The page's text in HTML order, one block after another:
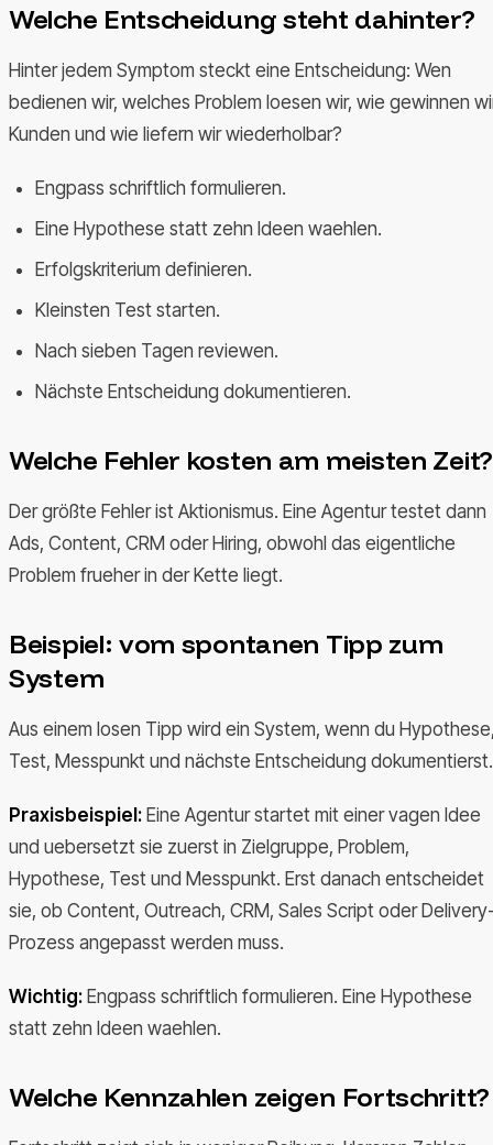
Welche Entscheidung steht dahinter?
Hinter jedem Symptom steckt eine Entscheidung: Wen
bedienen wir, welches Problem loesen wir, wie gewinnen
Kunden und wie liefern wir wiederholbar?
Engpass schriftlich formulieren.
Eine Hypothese statt zehn Ideen waehlen.
Erfolgskriterium definieren.
Kleinsten Test starten.
Nach sieben Tagen reviewen.
Nächste Entscheidung dokumentieren.
Welche Fehler kosten am meisten Zeit?
Der größte Fehler ist Aktionismus. Eine Agentur testet dann
Ads, Content, CRM oder Hiring, obwohl das eigentliche
Problem frueher in der Kette liegt.
Beispiel: vom spontanen Tipp zum
System
Aus einem losen Tipp wird ein System, wenn du
Test, Messpunkt und nächste Entscheidung dokumentierst.
Praxisbeispiel: Eine Agentur startet mit einer vagen Idee
und uebersetzt sie zuerst in Zielgruppe, Problem,
Hypothese, Test und Messpunkt. Erst danach entscheidet
sie, ob Content, Outreach, CRM, Sales Script oder
Prozess angepasst werden muss.
Wichtig: Engpass schriftlich formulieren. Eine Hypothese
statt zehn Ideen waehlen.
Welche Kennzahlen zeigen Fortschritt?